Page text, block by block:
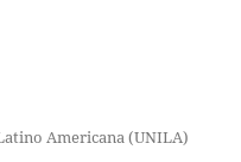
Americana (UNILA)